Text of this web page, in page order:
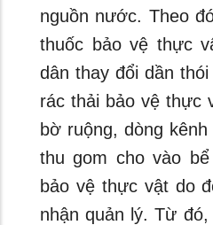
nguồn nước. Theo
thuốc bảo vệ thực
dân thay đổi dần
rác thải bảo vệ thực
bờ ruộng, dòng
thu gom cho vào
bảo vệ thực vật do
nhận quản lý. Từ